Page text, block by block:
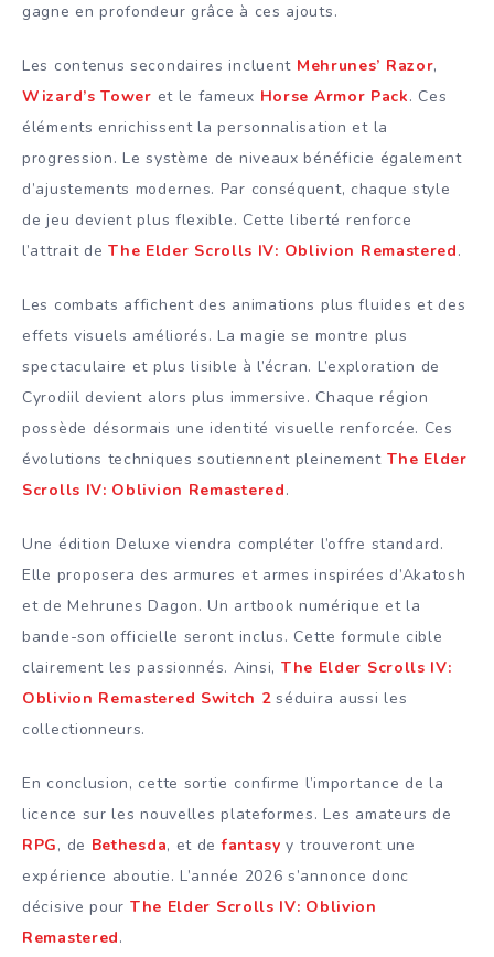
gagne en profondeur grâce à ces ajouts.
Les contenus secondaires incluent Mehrunes’ Razor,
Wizard’s Tower et le fameux Horse Armor Pack. Ces
éléments enrichissent la personnalisation et la
progression. Le système de niveaux bénéficie également
d’ajustements modernes. Par conséquent, chaque style
de jeu devient plus flexible. Cette liberté renforce
l’attrait deThe Elder Scrolls IV: Oblivion Remastered.
Les combats affichent des animations plus fluides et des
effets visuels améliorés. La magie se montre plus
spectaculaire et plus lisible à l’écran. L’exploration de
Cyrodiil devient alors plus immersive. Chaque région
possède désormais une identité visuelle renforcée. Ces
évolutions techniques soutiennent pleinement The Elder
Scrolls IV: Oblivion Remastered.
Une édition Deluxe viendra compléter l’offre standard.
Elle proposera des armures et armes inspirées d’Akatosh
et de Mehrunes Dagon. Un artbook numérique et la
bande-son officielle seront inclus. Cette formule cible
clairement les passionnés. Ainsi, The Elder Scrolls IV:
Oblivion Remastered Switch 2séduira aussi les
collectionneurs.
En conclusion, cette sortie confirme l’importance de la
licence sur les nouvelles plateformes. Les amateurs de
RPG, de Bethesda, et defantasy y trouveront une
expérience aboutie. L’année 2026 s’annonce donc
décisive pour The Elder Scrolls IV: Oblivion
Remastered.